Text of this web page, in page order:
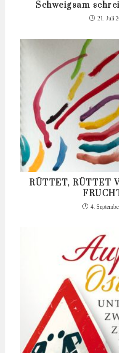
Schweigsam
21. Juli
RÜTTET, RÜTTET
4.